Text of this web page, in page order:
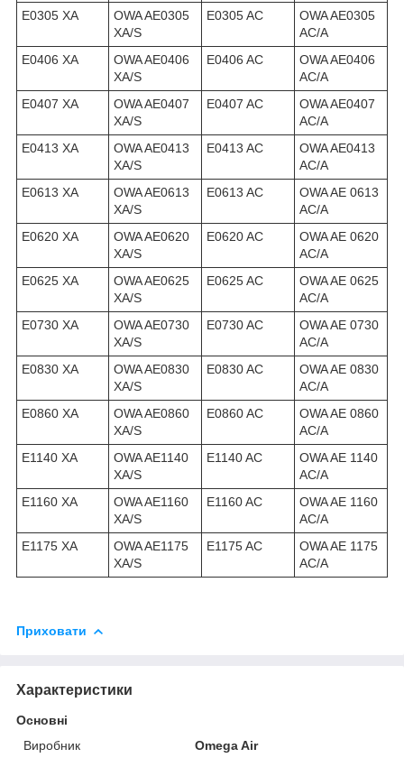
E0305 XA
OWA AE0305
XA/S
E0305 AC
OWA AE0305
AC/A
E0406 XA
OWA AE0406
XA/S
E0406 AC
OWA AE0406
AC/A
E0407 XA
OWA AE0407
XA/S
E0407 AC
OWA AE0407
AC/A
E0413 XA
OWA AE0413
XA/S
E0413 AC
OWA AE0413
AC/A
E0613 XA
OWA AE0613
XA/S
E0613 AC
OWA AE 0613
AC/A
E0620 XA
OWA AE0620
XA/S
E0620 AC
OWA AE 0620
AC/A
E0625 XA
OWA AE0625
XA/S
E0625 AC
OWA AE 0625
AC/A
E0730 XA
OWA AE0730
XA/S
E0730 AC
OWA AE 0730
AC/A
E0830 XA
OWA AE0830
XA/S
E0830 AC
OWA AE 0830
AC/A
E0860 XA
OWA AE0860
XA/S
E0860 AC
OWA AE 0860
AC/A
E1140 XA
OWA AE1140
XA/S
E1140 AC
OWA AE 1140
AC/A
E1160 XA
OWA AE1160
XA/S
E1160 AC
OWA AE 1160
AC/A
E1175 XA
OWA AE1175
XA/S
E1175 AC
OWA AE 1175
AC/A
Приховати
Характеристики
Основні
Виробник
Omega Air